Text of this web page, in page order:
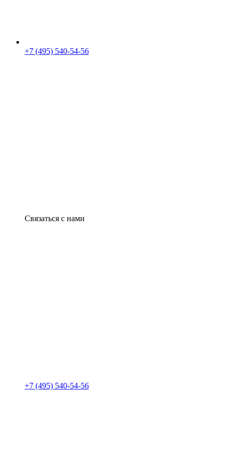
+7 (495) 540-54-56
Связаться с нами
+7 (495) 540-54-56